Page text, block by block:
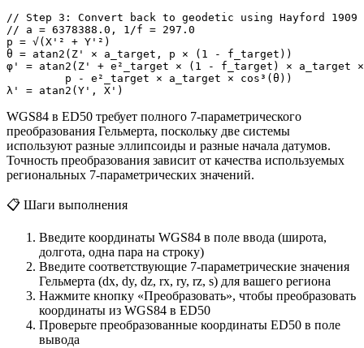
// Step 3: Convert back to geodetic using Hayford
// a = 6378388.0, 1/f = 297.0
p = √(X'² + Y'²)
θ = atan2(Z' × a_target, p × (1 - f_target))
φ' = atan2(Z' + e²_target × (1 - f_target) × a_target
         p - e²_target × a_target × cos³(θ))
λ' = atan2(Y', X')
WGS84 в ED50 требует полного 7-параметрического
преобразования Гельмерта, поскольку две системы
используют разные эллипсоиды и разные начала датумов.
Точность преобразования зависит от качества используемых
региональных 7-параметрических значений.
📋 Шаги выполнения
Введите координаты WGS84 в поле ввода (широта,
долгота, одна пара на строку)
Введите соответствующие 7-параметрические значения
Гельмерта (dx, dy, dz, rx, ry, rz, s) для вашего региона
Нажмите кнопку «Преобразовать», чтобы преобразовать
координаты из WGS84 в ED50
Проверьте преобразованные координаты ED50 в поле
вывода